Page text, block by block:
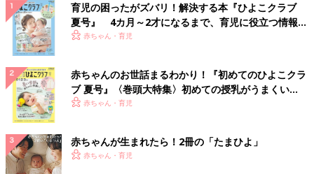
育児の困ったがズバリ！解決する本『ひよこクラブ
夏号』 4カ月～2才になるまで、育児に役立つ情報が
いっぱい！
赤ちゃん・育児
赤ちゃんのお世話まるわかり！『初めてのひよこクラ
ブ 夏号』〈巻頭大特集〉初めての授乳がうまくい
く！ おっぱい・ミルクの基本と夏のトラブル 解決テ
赤ちゃん・育児
赤ちゃんが生まれたら！2冊の「たまひよ」
赤ちゃん・育児